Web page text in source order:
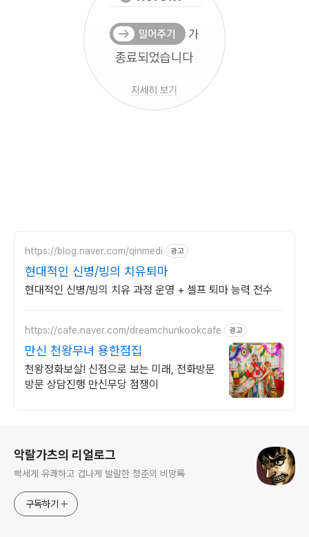
https://blog.naver.com/qinmedi 광고
현대적인 신병/빙의 치유퇴마
현대적인 신병/빙의 치유 과정 운영 + 셀프 퇴마 능력 전수
https://cafe.naver.com/dreamchunkookcafe 광고
만신 천왕무녀 용한점집
천왕정화보살! 신점으로 보는 미래, 전화방문
방문 상담진행 만신무당 점쟁이
악랄가츠의 리얼로그
빡세게 유쾌하고 겁나게 발랄한 청춘의 비망록
구독하기